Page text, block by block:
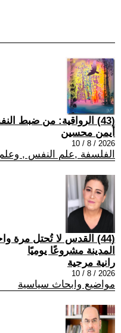
(43) الرواقية: من ضبط النفس إلى ضبط العامل
أيمن محسين
2026 / 8 / 10
الفلسفة ,علم النفس , وعلم
(44) القدس لا تُحتل مرة
المدينة مشروعًا يوميًا
رانية مرجية
2026 / 8 / 10
مواضيع وابحاث سياسية